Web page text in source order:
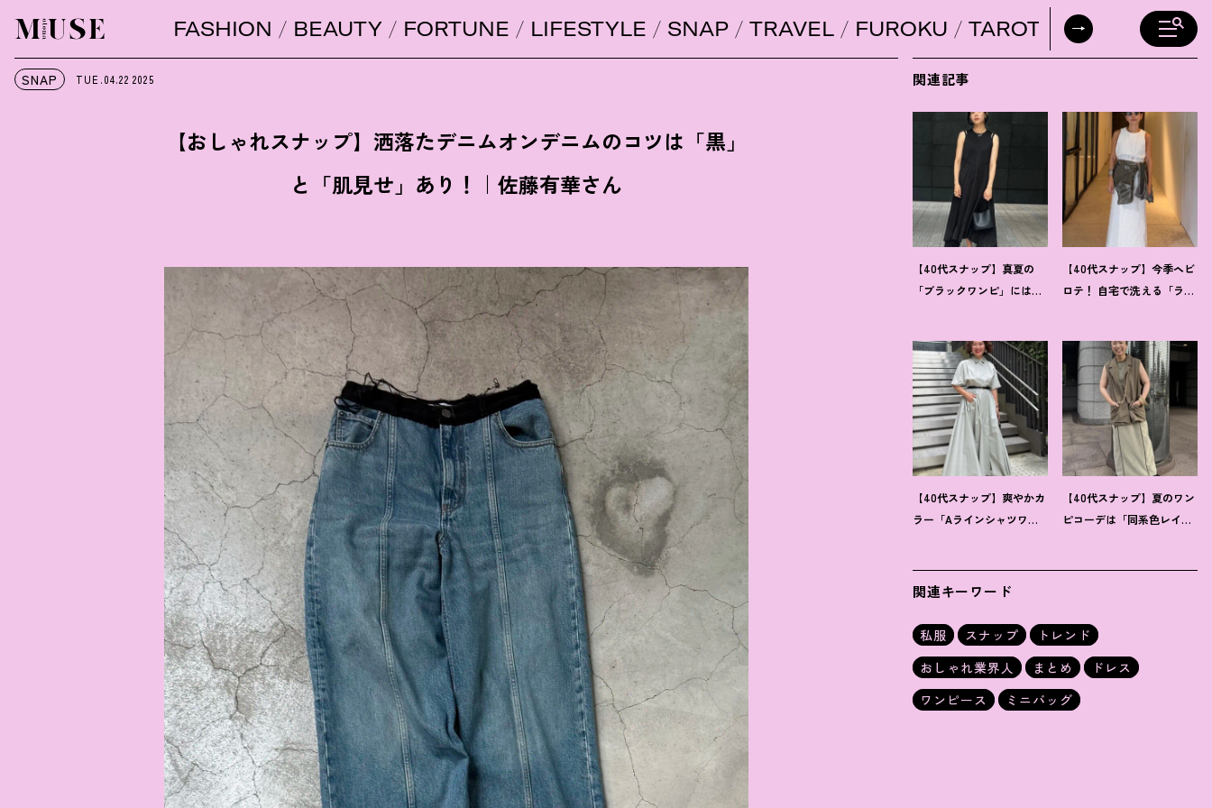
オトナミューズ ウェブFASHION BEAUTY FORTUNE LIFESTYLE SNAP TRAVEL FUROKU TAROT DAILY
SNAP TUE.04.22 2025
【おしゃれスナップ】洒落たデニムオンデニムのコツは「黒」
と「肌見せ」あり ！ ｜佐藤有華さん
関連記事
【40代スナップ】真夏の
「ブラックワンピ」には
【40代スナップ】今季ヘビ
ロテ ！ 自宅で洗える「ラッ
【40代スナップ】爽やかカ
ラー「Aラインシャツワン
【40代スナップ】夏のワン
ピコーデは「同系色レイ
関連キーワード
私服 スナップ
トレンド
おしゃれ業界人
まとめ
ドレス
ワンピース
ミニバッグ